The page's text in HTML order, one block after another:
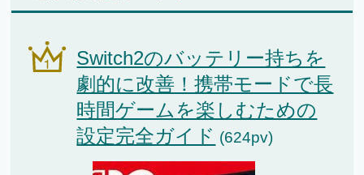
Switch2のバッテリー持ちを
劇的に改善！携帯モードで長
時間ゲームを楽しむための
設定完全ガイド (624pv)